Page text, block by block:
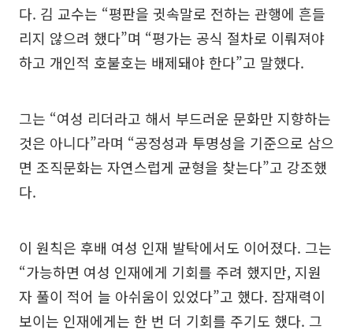
다. 김 교수는 “평판을 귓속말로 전하는 관행에 흔들
리지 않으려 했다”며 “평가는 공식 절차로 이뤄져야
하고 개인적 호불호는 배제돼야 한다”고 말했다.
그는 “여성 리더라고 해서 부드러운 문화만 지향하는
것은 아니다”라며 “공정성과 투명성을 기준으로 삼으
면 조직문화는 자연스럽게 균형을 찾는다”고 강조했
다.
이 원칙은 후배 여성 인재 발탁에서도 이어졌다. 그는
“가능하면 여성 인재에게 기회를 주려 했지만, 지원
자 풀이 적어 늘 아쉬움이 있었다”고 했다. 잠재력이
보이는 인재에게는 한 번 더 기회를 주기도 했다. 그